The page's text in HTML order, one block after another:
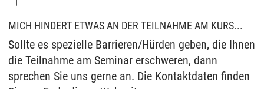
MICH HINDERT ETWAS AN DER TEILNAHME AM KURS...
Sollte es spezielle Barrieren/Hürden geben, die Ihnen
die Teilnahme am Seminar erschweren, dann
sprechen Sie uns gerne an. Die Kontaktdaten finden